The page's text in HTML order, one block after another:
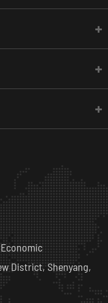
District, Shenyang,